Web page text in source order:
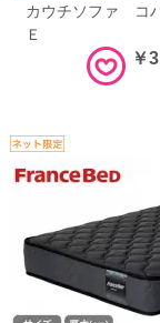
カウチソファ コ
Ｅ
￥